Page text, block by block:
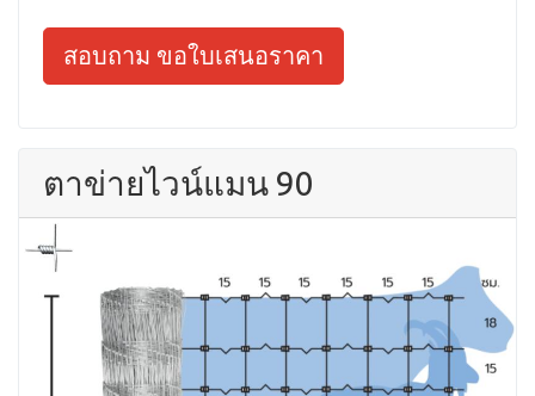
สอบถาม ขอใบเสนอราคา
ตาข่ายไวน์แมน 90